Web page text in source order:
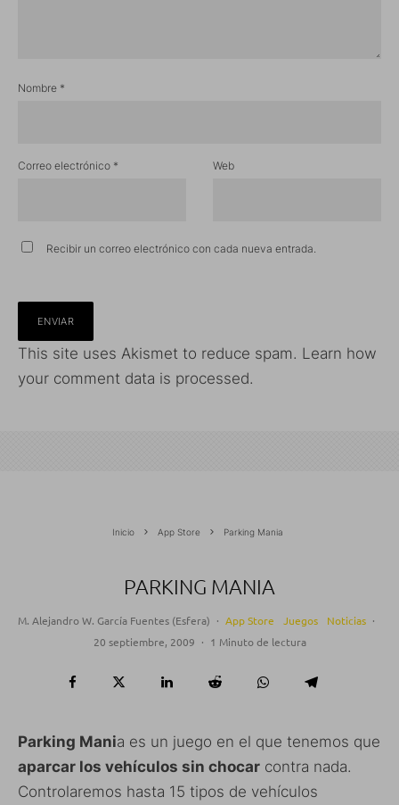
Nombre *
Correo electrónico * Web
Recibir un correo electrónico con cada nueva entrada.
This site uses Akismet to reduce spam. Learn how
your comment data is processed.
Inicio App Store Parking Mania
PARKING MANIA
M. Alejandro W. García Fuentes (Esfera) · App Store Juegos Noticias ·
20 septiembre, 2009 · 1 Minuto de lectura
Parking Mania es un juego en el que tenemos que
aparcar los vehículos sin chocar contra nada.
Controlaremos hasta 15 tipos de vehículos